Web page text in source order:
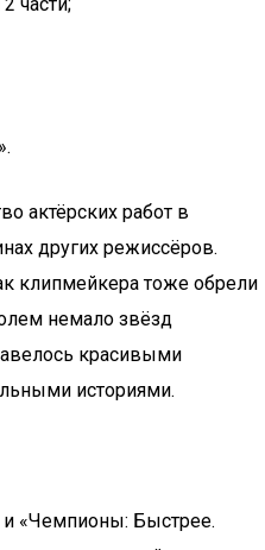
актёрских работ в
других режиссёров.
клипмейкера тоже обрели
немало звёзд
красивыми
историями.
«Чемпионы: Быстрее.